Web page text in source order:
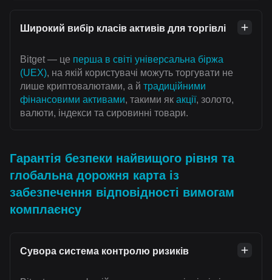
Широкий вибір класів активів для торгівлі
Bitget — це перша в світі універсальна біржа
(UEX), на якій користувачі можуть торгувати не
лише криптовалютами, а й традиційними
фінансовими активами, такими як акції, золото,
валюти, індекси та сировинні товари.
Гарантія безпеки найвищого рівня та
глобальна дорожня карта із
забезпечення відповідності вимогам
комплаєнсу
Сувора система контролю ризиків